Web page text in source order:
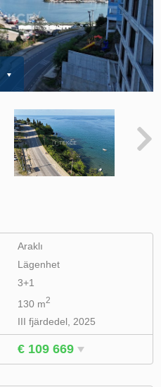
Araklı
Lägenhet
3+1
130 m2
III fjärdedel, 2025
€ 109 669